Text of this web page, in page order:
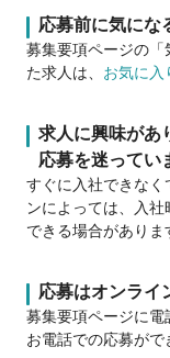
応募前に気にな
募集要項ページの「
た求人は、 お気に入
求人に興味があ
応募を迷ってい
すぐに入社できなく
ンによっては、入
できる場合がありま
応募はオンライ
募集要項ページに電
お電話での応募がで